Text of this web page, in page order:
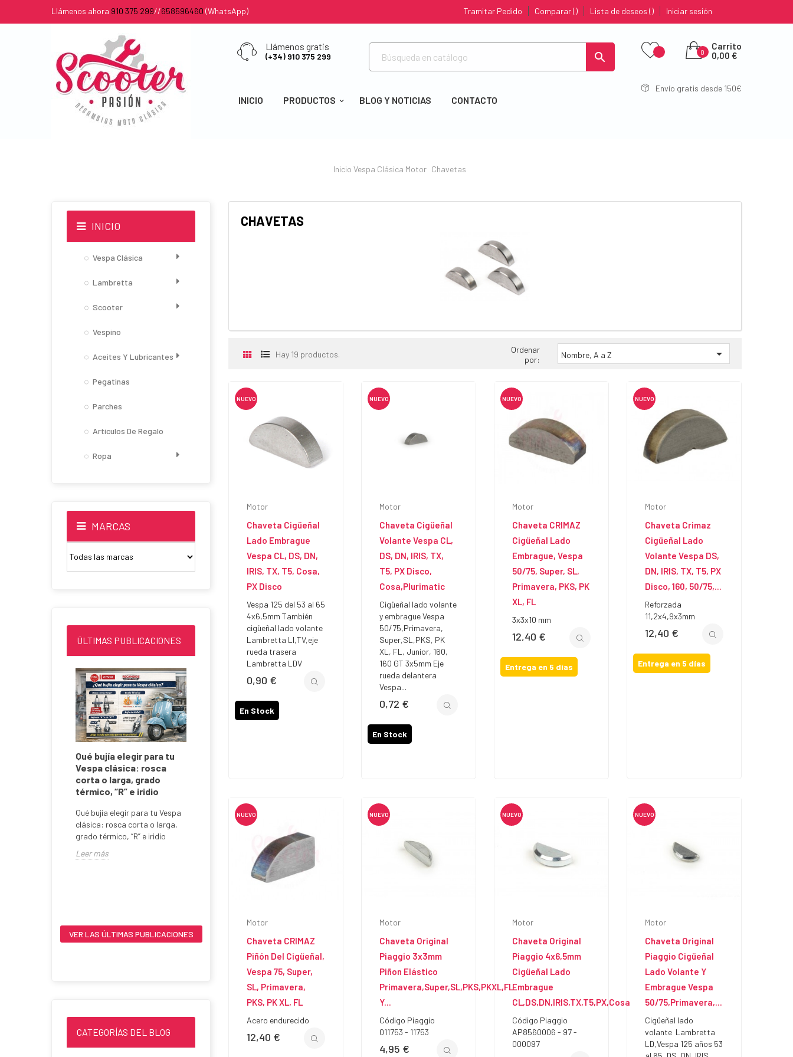
Llámenos ahora 910 375 299//658596460 (WhatsApp) Iniciar sesión
Lista de deseos
Comparar
Tramitar Pedido
Llámenos gratis
(+34) 910 375 299 
INICIO PRODUCTOS BLOG Y NOTICIAS CONTACTO
0
Carrito
0,00 €
Envío gratis desde 150€
Inicio Vespa Clásica Motor Chavetas
INICIO
Vespa Clásica
Lambretta
Scooter
Vespino
Aceites Y Lubricantes
Pegatinas
Parches
Artículos De Regalo
Ropa
MARCAS
ÚLTIMAS PUBLICACIONES
Qué bujía elegir para tu
Vespa clásica: rosca
corta o larga, grado
térmico, “R” e iridio
Qué bujía elegir para tu Vespa
clásica: rosca corta o larga,
grado térmico, “R” e iridio
Leer más
Encendido Electrónico
AC ò DC en Vespa Clásica
Encendido Electrónico AC o DC
Vespa y Lambretta
clásica
cuándo y en qué proporción
tubeless en una Vespa o
Lambretta clásica?
clásica sabe que cada
kilómetro cuenta. Las Vespa y
clásica
VER LAS ÚLTIMAS PUBLICACIONES
CATEGORÍAS DEL BLOG
CHAVETAS
Hay 19 productos.
Ordenar
por:
Nombre, A a Z 
NUEVO
Motor
Chaveta Cigüeñal
Lado Embrague
Vespa CL, DS, DN,
IRIS, TX, T5, Cosa,
PX Disco
Vespa 125 del 53 al 65
4x6,5mm También
cigüeñal lado volante
Lambretta LI,TV,eje
rueda trasera
Lambretta LDV
Precio
0,90 €
En Stock
NUEVO
Motor
Chaveta Cigüeñal
Volante Vespa CL,
DS, DN, IRIS, TX,
T5, PX Disco,
Cosa,Plurimatic
Cigüeñal lado volante
y embrague Vespa
50/75,Primavera,
Super,SL,PKS, PK
XL, FL, Junior, 160,
160 GT 3x5mm Eje
rueda delantera
Vespa...
Precio
0,72 €
En Stock
NUEVO
Motor
Chaveta CRIMAZ
Cigüeñal Lado
Embrague, Vespa
50/75, Super, SL,
Primavera, PKS, PK
XL, FL
3x3x10 mm
Precio
12,40 €
Entrega en 5 días
NUEVO
Motor
Chaveta Crimaz
Cigüeñal Lado
Volante Vespa DS,
DN, IRIS, TX, T5, PX
Disco, 160, 50/75,...
Reforzada
11,2x4,9x3mm
Precio
12,40 €
Entrega en 5 días
NUEVO
Motor
Chaveta CRIMAZ
Piñón Del Cigüeñal,
Vespa 75, Super,
SL, Primavera,
PKS, PK XL, FL
Acero endurecido
Precio
12,40 €
NUEVO
Motor
Chaveta Original
Piaggio 3x3mm
Piñon Elástico
Primavera,Super,SL,PKS,PKXL,FL
Y...
Código Piaggio
011753 - 11753
Precio
4,95 €
NUEVO
Motor
Chaveta Original
Piaggio 4x6,5mm
Cigüeñal Lado
Embrague
CL,DS,DN,IRIS,TX,T5,PX,Cosa
Código Piaggio
AP8560006 - 97 -
000097
NUEVO
Motor
Chaveta Original
Piaggio Cigüeñal
Lado Volante Y
Embrague Vespa
50/75,Primavera,...
Cigüeñal lado
volante Lambretta
LD,Vespa 125 años 53